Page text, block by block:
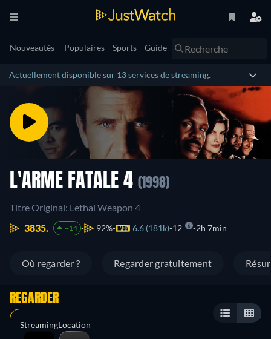
Nouveautés Populaires Sports Guide
Actuellement disponible sur 13 services de streaming.
L'ARME FATALE 4 (1998)
Titre Original: Lethal Weapon 4
3835.
+14 92% 6.6 (181k) 12 2h 7min
Où regarder ? Regarder gratuitement
REGARDER
StreamingLocation